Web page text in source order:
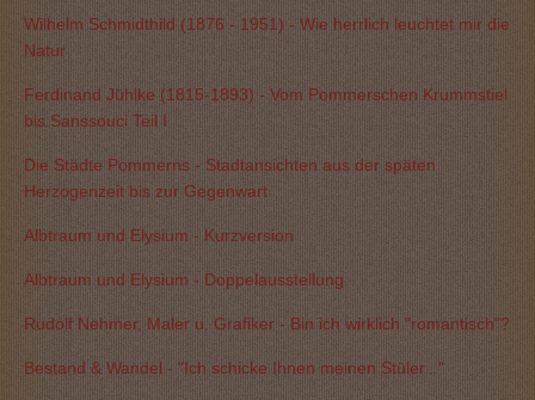
Wilhelm Schmidthild (1876 - 1951) - Wie herrlich leuchtet mir die
Natur
Ferdinand Jühlke (1815-1893) - Vom Pommerschen Krummstiel
bis Sanssouci Teil I
Die Städte Pommerns - Stadtansichten aus der späten
Herzogenzeit bis zur Gegenwart
Albtraum und Elysium - Kurzversion
Albtraum und Elysium - Doppelausstellung
Rudolf Nehmer, Maler u. Grafiker - Bin ich wirklich "romantisch"?
Bestand & Wandel - "Ich schicke Ihnen meinen Stüler..."